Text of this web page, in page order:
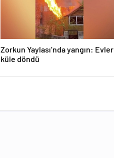
Zorkun Yaylası’nda yangın: Evler
küle döndü